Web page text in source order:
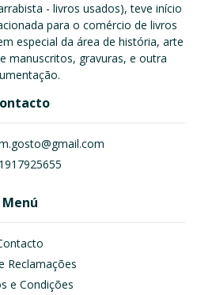
- livros usados), teve início
para o comércio de livros
especial da área de história, arte
manuscritos, gravuras, e outra
Menú
Reclamações
e Condições